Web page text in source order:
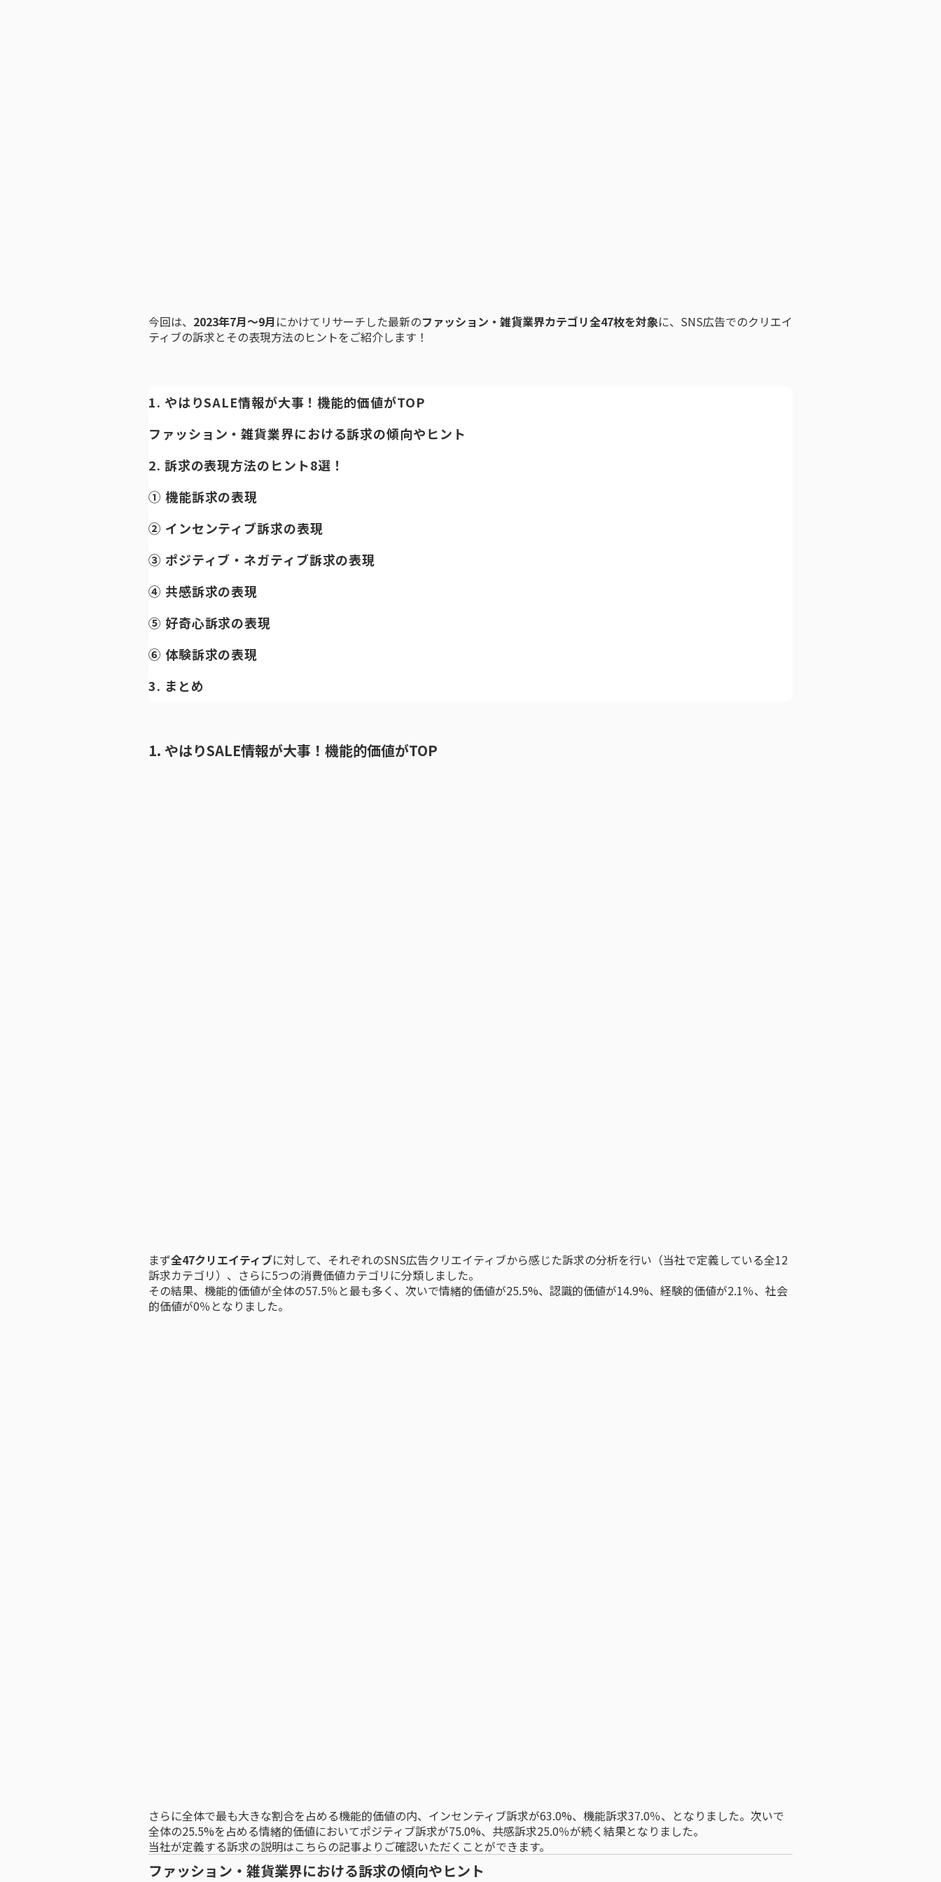
今回は、 2023年7月〜9月にかけてリサーチした最新のファッション・雑貨業界カテゴリ全47枚を対象に、SNS広告でのクリエイ
ティブの訴求とその表現方法のヒントをご紹介します！
1. やはりSALE情報が大事！機能的価値がTOP
ファッション・雑貨業界における訴求の傾向やヒント
2. 訴求の表現方法のヒント8選！
① 機能訴求の表現
② インセンティブ訴求の表現
③ ポジティブ・ネガティブ訴求の表現
④ 共感訴求の表現
⑤ 好奇心訴求の表現
⑥ 体験訴求の表現
3. まとめ
1. やはりSALE情報が大事！機能的価値がTOP
まず全47クリエイティブに対して、それぞれのSNS広告クリエイティブから感じた訴求の分析を行い（当社で定義している全12
訴求カテゴリ）、さらに5つの消費価値カテゴリに分類しました。
その結果、機能的価値が全体の57.5％と最も多く、次いで情緒的価値が25.5%、認識的価値が14.9%、経験的価値が2.1％、社会
的価値が0％となりました。
さらに全体で最も大きな割合を占める機能的価値の内、インセンティブ訴求が63.0%、機能訴求37.0％、となりました。次いで
全体の25.5%を占める情緒的価値においてポジティブ訴求が75.0%、共感訴求25.0％が続く結果となりました。
当社が定義する訴求の説明はこちらの記事よりご確認いただくことができます。
ファッション・雑貨業界における訴求の傾向やヒント